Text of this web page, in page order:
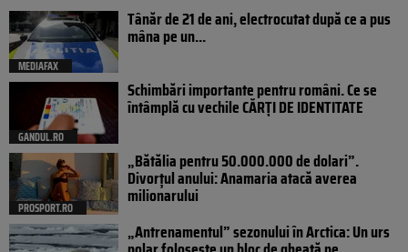
MEDIAFAX
Tânăr de 21 de ani, electrocutat după ce a pus
mâna pe un...
GANDUL.RO
Schimbări importante pentru români. Ce se
întâmplă cu vechile CĂRȚI DE IDENTITATE
PROSPORT.RO
„Bătălia pentru 50.000.000 de dolari”.
Divorțul anului: Anamaria atacă averea
milionarului
„Antrenamentul” sezonului în Arctica: Un urs